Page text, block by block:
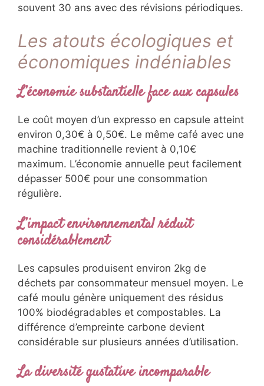
souvent 30 ans avec des révisions périodiques.
Les atouts écologiques et
économiques indéniables
L’économie substantielle face aux capsules
Le coût moyen d’un expresso en capsule atteint
environ 0,30€ à 0,50€. Le même café avec une
machine traditionnelle revient à 0,10€
maximum. L’économie annuelle peut facilement
dépasser 500€ pour une consommation
régulière.
L’impact environnemental réduit
considérablement
Les capsules produisent environ 2kg de
déchets par consommateur mensuel moyen. Le
café moulu génère uniquement des résidus
100% biodégradables et compostables. La
différence d’empreinte carbone devient
considérable sur plusieurs années d’utilisation.
La diversité gustative incomparable